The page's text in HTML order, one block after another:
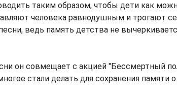
таким образом, чтобы дети как
человека равнодушным и трогают
ведь память детства не
он совмещает с акцией "Бессмертный
стали делать для сохранения памяти